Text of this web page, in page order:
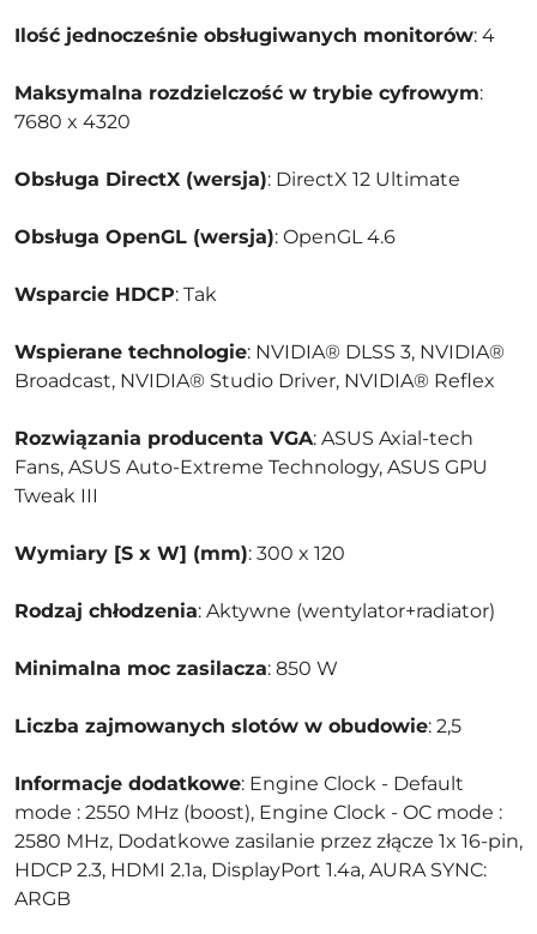
Ilość jednocześnie obsługiwanych monitorów: 4
Maksymalna rozdzielczość w trybie cyfrowym:
7680 x 4320
Obsługa DirectX (wersja): DirectX 12 Ultimate
Obsługa OpenGL (wersja): OpenGL 4.6
Wsparcie HDCP: Tak
Wspierane technologie: NVIDIA® DLSS 3, NVIDIA®
Broadcast, NVIDIA® Studio Driver, NVIDIA® Reflex
Rozwiązania producenta VGA: ASUS Axial-tech
Fans, ASUS Auto-Extreme Technology, ASUS GPU
Tweak III
Wymiary [S x W] (mm): 300 x 120
Rodzaj chłodzenia: Aktywne (wentylator+radiator)
Minimalna moc zasilacza: 850 W
Liczba zajmowanych slotów w obudowie: 2,5
Informacje dodatkowe: Engine Clock - Default
mode : 2550 MHz (boost), Engine Clock - OC mode :
2580 MHz, Dodatkowe zasilanie przez złącze 1x 16-pin,
HDCP 2.3, HDMI 2.1a, DisplayPort 1.4a, AURA SYNC:
ARGB